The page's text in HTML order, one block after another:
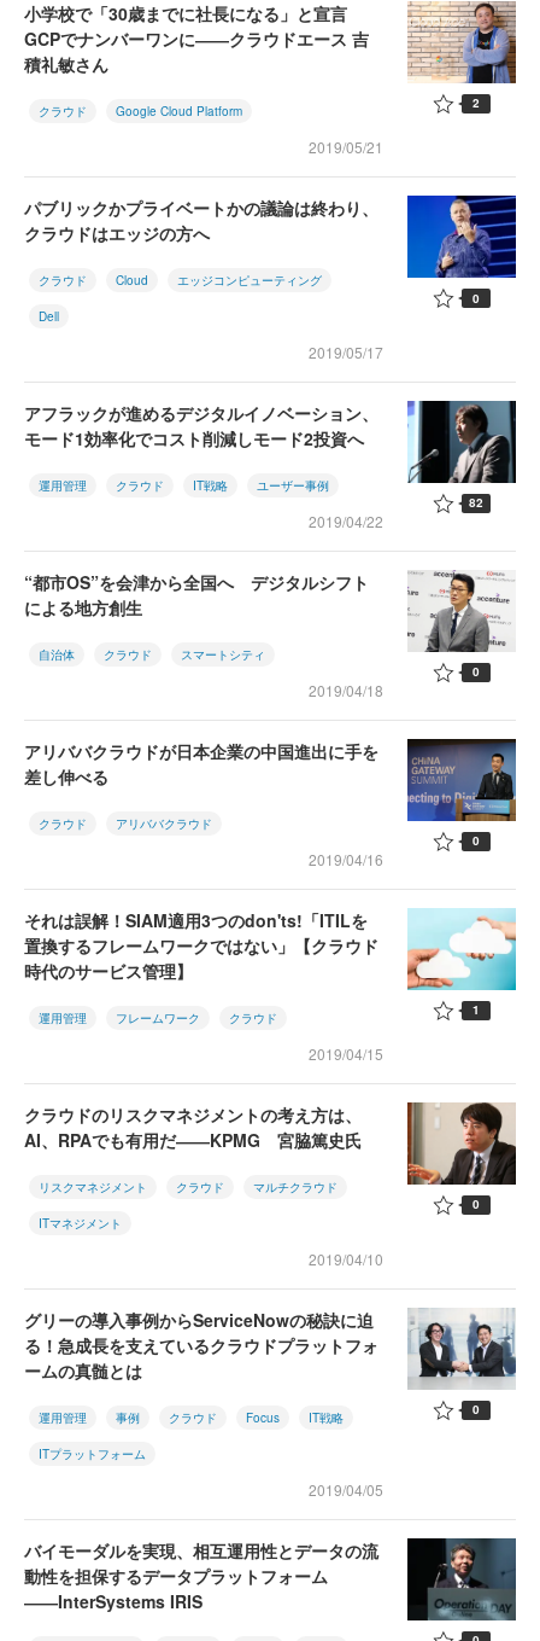
小学校で「30歳までに社長になる」と宣言
GCPでナンバーワンに――クラウドエース 吉
積礼敏さん
クラウド Google Cloud Platform
2019/05/21
2
パブリックかプライベートかの議論は終わり、
クラウドはエッジの方へ
クラウド Cloud エッジコンピューティング
Dell
2019/05/17
0
アフラックが進めるデジタルイノベーション、
モード1効率化でコスト削減しモード2投資へ
運用管理 クラウド IT戦略 ユーザー事例
2019/04/22
82
“都市OS”を会津から全国へ デジタルシフト
による地方創生
自治体 クラウド スマートシティ
2019/04/18
0
アリババクラウドが日本企業の中国進出に手を
差し伸べる
クラウド アリババクラウド
2019/04/16
0
それは誤解！SIAM適用3つのdon'ts!「ITILを
置換するフレームワークではない」【クラウド
時代のサービス管理】
運用管理 フレームワーク クラウド
2019/04/15
1
クラウドのリスクマネジメントの考え方は、
AI、RPAでも有用だ――KPMG 宮脇篤史氏
リスクマネジメント クラウド マルチクラウド
ITマネジメント
2019/04/10
0
グリーの導入事例からServiceNowの秘訣に迫
る！急成長を支えているクラウドプラットフォ
ームの真髄とは
運用管理 事例 クラウド Focus IT戦略
ITプラットフォーム
2019/04/05
0
バイモーダルを実現、相互運用性とデータの流
動性を担保するデータプラットフォーム
――InterSystems IRIS